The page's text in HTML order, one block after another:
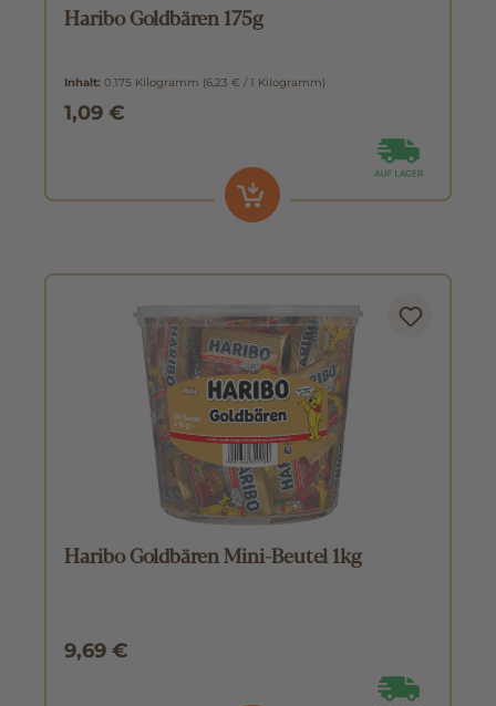
Haribo Goldbären 175g
Inhalt: 0.175 Kilogramm (6,23 € / 1 Kilogramm)
1,09 €
Haribo Goldbären Mini-Beutel 1kg
9,69 €